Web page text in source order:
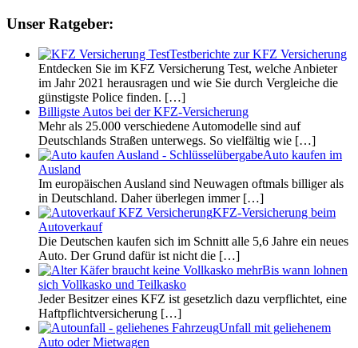
Unser Ratgeber:
Testberichte zur KFZ Versicherung
Entdecken Sie im KFZ Versicherung Test, welche Anbieter
im Jahr 2021 herausragen und wie Sie durch Vergleiche die
günstigste Police finden. […]
Billigste Autos bei der KFZ-Versicherung
Mehr als 25.000 verschiedene Automodelle sind auf
Deutschlands Straßen unterwegs. So vielfältig wie […]
Auto kaufen im
Ausland
Im europäischen Ausland sind Neuwagen oftmals billiger als
in Deutschland. Daher überlegen immer […]
KFZ-Versicherung beim
Autoverkauf
Die Deutschen kaufen sich im Schnitt alle 5,6 Jahre ein neues
Auto. Der Grund dafür ist nicht die […]
Bis wann lohnen
sich Vollkasko und Teilkasko
Jeder Besitzer eines KFZ ist gesetzlich dazu verpflichtet, eine
Haftpflichtversicherung […]
Unfall mit geliehenem
Auto oder Mietwagen